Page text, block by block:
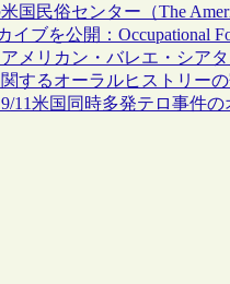
国民俗センター（The
ブを公開：Occupational
メリカン・バレエ・シア
するオーラルヒストリー
11米国同時多発テロ事件